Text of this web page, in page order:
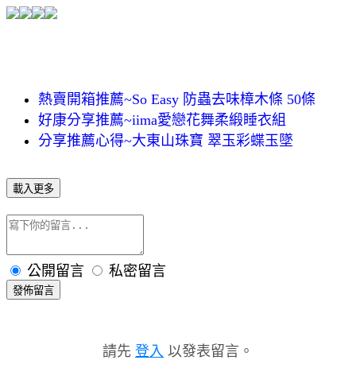
熱賣開箱推薦~So Easy 防蟲去味樟木條 50條
好康分享推薦~iima愛戀花舞柔緞睡衣組
分享推薦心得~大東山珠寶 翠玉彩蝶玉墜
載入更多
公開留言 私密留言
發佈留言
請先 登入 以發表留言。